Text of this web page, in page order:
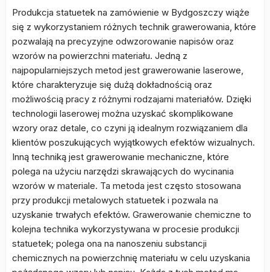
Produkcja statuetek na zamówienie w Bydgoszczy wiąże
się z wykorzystaniem różnych technik grawerowania, które
pozwalają na precyzyjne odwzorowanie napisów oraz
wzorów na powierzchni materiału. Jedną z
najpopularniejszych metod jest grawerowanie laserowe,
które charakteryzuje się dużą dokładnością oraz
możliwością pracy z różnymi rodzajami materiałów. Dzięki
technologii laserowej można uzyskać skomplikowane
wzory oraz detale, co czyni ją idealnym rozwiązaniem dla
klientów poszukujących wyjątkowych efektów wizualnych.
Inną techniką jest grawerowanie mechaniczne, które
polega na użyciu narzędzi skrawających do wycinania
wzorów w materiale. Ta metoda jest często stosowana
przy produkcji metalowych statuetek i pozwala na
uzyskanie trwałych efektów. Grawerowanie chemiczne to
kolejna technika wykorzystywana w procesie produkcji
statuetek; polega ona na nanoszeniu substancji
chemicznych na powierzchnię materiału w celu uzyskania